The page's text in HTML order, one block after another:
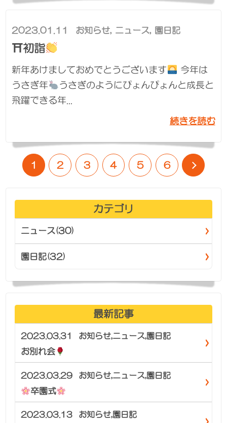
2023.01.11 お知らせ, ニュース, 園日記
⛩初詣
新年あけましておめでとうございます
今年は
うさぎ年
うさぎのようにぴょんぴょんと成長と
飛躍できる年...
続きを読む
1 2 3 4 5 6
カテゴリ
ニュース(30)
園日記(32)
最新記事
2023.03.31 お知らせ,ニュース,園日記
お別れ会
2023.03.29 お知らせ,ニュース,園日記
卒園式
2023.03.13 お知らせ,園日記